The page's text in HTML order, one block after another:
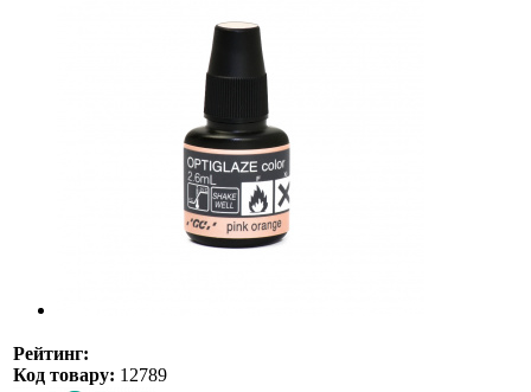
Рейтинг:
Код товару: 12789